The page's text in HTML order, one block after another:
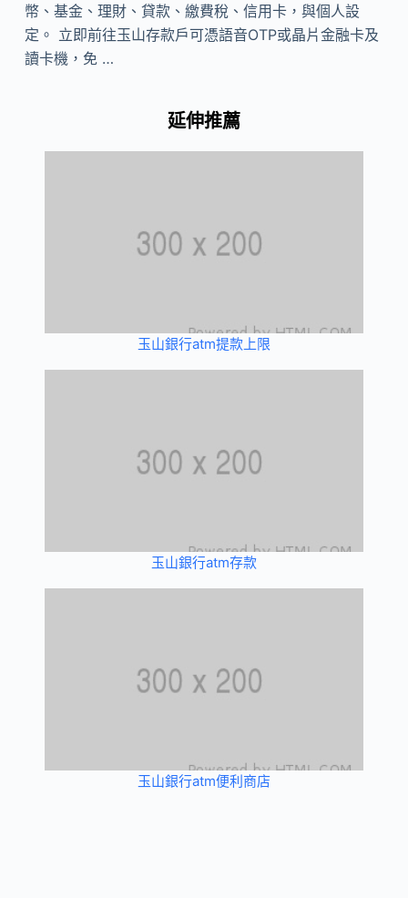
幣、基金、理財、貸款、繳費稅、信用卡，與個人設
定。 立即前往玉山存款戶可憑語音OTP或晶片金融卡及
讀卡機，免 …
延伸推薦
玉山銀行atm提款上限
玉山銀行atm存款
玉山銀行atm便利商店